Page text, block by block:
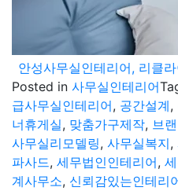
Posted in 사무실인테리어
급사무실인테리어, 공간설계,
너휴게실, 맞춤가구제작, 브
사무실리모델링, 사무실복지,
파사드, 세무법인인테리어,
계사무소, 신뢰감있는인테리